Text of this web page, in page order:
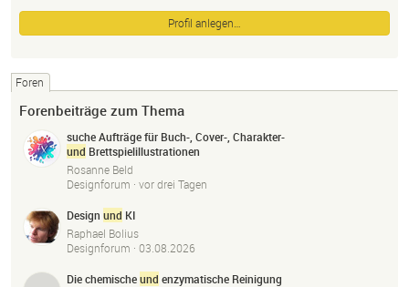
Profil anlegen…
Foren
Forenbeiträge zum Thema
suche Aufträge für Buch-, Cover-, Charakter-
und Brettspielillustrationen
Rosanne Beld
Designforum · vor drei Tagen
Design und KI
Raphael Bolius
Designforum · 03.08.2026
Die chemischeund enzymatische Reinigung